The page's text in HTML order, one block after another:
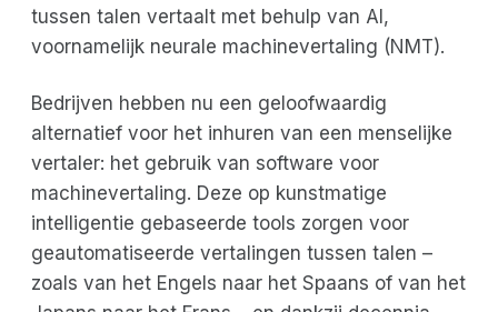
tussen talen vertaalt met behulp van AI,
voornamelijk neurale machinevertaling (NMT).
Bedrijven hebben nu een geloofwaardig
alternatief voor het inhuren van een menselijke
vertaler: het gebruik van software voor
machinevertaling. Deze op kunstmatige
intelligentie gebaseerde tools zorgen voor
geautomatiseerde vertalingen tussen talen –
zoals van het Engels naar het Spaans of van het